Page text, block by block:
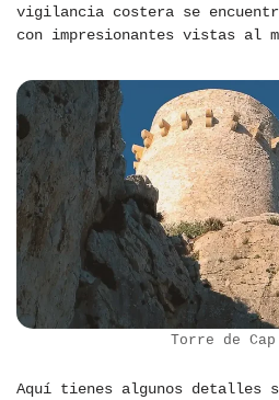
vigilancia costera se
con impresionantes vistas al
Torre de Cap
Aquí tienes algunos detalles